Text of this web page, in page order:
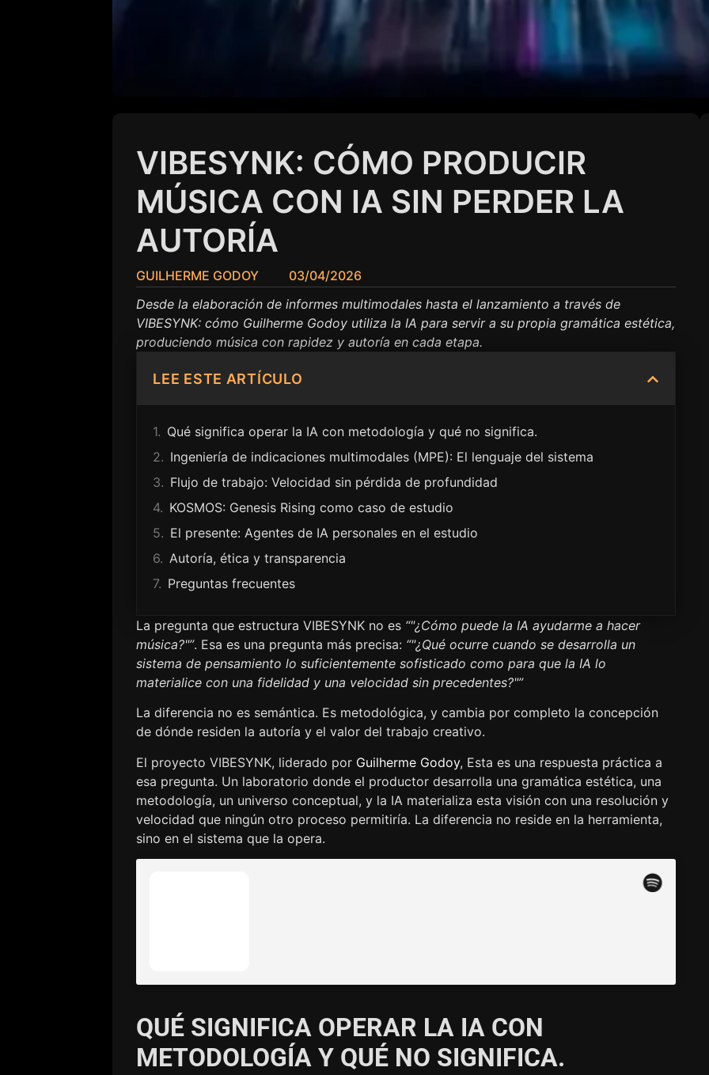
VIBESYNK: CÓMO PRODUCIR
MÚSICA CON IA SIN PERDER LA
AUTORÍA
GUILHERME GODOY
03/04/2026
Desde la elaboración de informes multimodales hasta el lanzamiento a través de
VIBESYNK: cómo Guilherme Godoy utiliza la IA para servir a su propia gramática estética,
produciendo música con rapidez y autoría en cada etapa.
LEE ESTE ARTÍCULO
Qué significa operar la IA con metodología y qué no significa.
Ingeniería de indicaciones multimodales (MPE): El lenguaje del sistema
Flujo de trabajo: Velocidad sin pérdida de profundidad
KOSMOS: Genesis Rising como caso de estudio
El presente: Agentes de IA personales en el estudio
Autoría, ética y transparencia
Preguntas frecuentes
La pregunta que estructura VIBESYNK no es “"¿Cómo puede la IA ayudarme a hacer
música?"”. Esa es una pregunta más precisa: “"¿Qué ocurre cuando se desarrolla un
sistema de pensamiento lo suficientemente sofisticado como para que la IA lo
materialice con una fidelidad y una velocidad sin precedentes?"”
La diferencia no es semántica. Es metodológica, y cambia por completo la concepción
de dónde residen la autoría y el valor del trabajo creativo.
El proyecto VIBESYNK, liderado por Guilherme Godoy, Esta es una respuesta práctica a
esa pregunta. Un laboratorio donde el productor desarrolla una gramática estética, una
metodología, un universo conceptual, y la IA materializa esta visión con una resolución y
velocidad que ningún otro proceso permitiría. La diferencia no reside en la herramienta,
sino en el sistema que la opera.
QUÉ SIGNIFICA OPERAR LA IA CON
METODOLOGÍA Y QUÉ NO SIGNIFICA.